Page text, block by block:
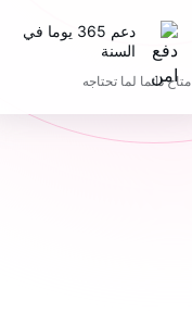
دعم 365 يوما في
السنة
متاح دائما لما تحتاجه